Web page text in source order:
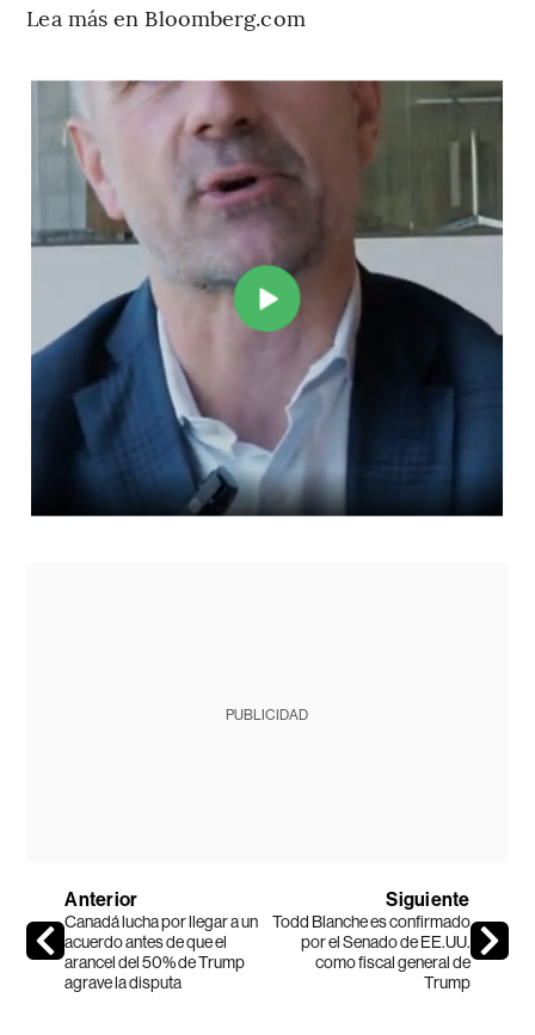
Lea más en Bloomberg.com
PUBLICIDAD
Anterior
Canadá lucha por llegar a un
acuerdo antes de que el
arancel del 50% de Trump
agrave la disputa
Siguiente
Todd Blanche es confirmado
por el Senado de EE.UU.
como fiscal general de
Trump